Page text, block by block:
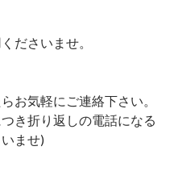
ださいませ。
お気軽にご連絡下さい。
き折り返しの電話になる
ませ)